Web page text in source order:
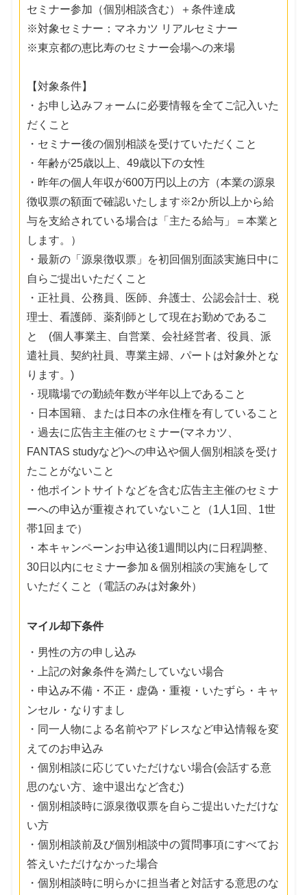
セミナー参加（個別相談含む）＋条件達成
※対象セミナー：マネカツ リアルセミナー
※東京都の恵比寿のセミナー会場への来場
【対象条件】
・お申し込みフォームに必要情報を全てご記入いた
だくこと
・セミナー後の個別相談を受けていただくこと
・年齢が25歳以上、49歳以下の女性
・昨年の個人年収が600万円以上の方（本業の源泉
徴収票の額面で確認いたします※2か所以上から給
与を支給されている場合は「主たる給与」＝本業と
します。）
・最新の「源泉徴収票」を初回個別面談実施日中に
自らご提出いただくこと
・正社員、公務員、医師、弁護士、公認会計士、税
理士、看護師、薬剤師として現在お勤めであるこ
と (個人事業主、自営業、会社経営者、役員、派
遣社員、契約社員、専業主婦、パートは対象外とな
ります。)
・現職場での勤続年数が半年以上であること
・日本国籍、または日本の永住権を有していること
・過去に広告主主催のセミナー(マネカツ、
FANTAS studyなど)への申込や個人個別相談を受け
たことがないこと
・他ポイントサイトなどを含む広告主主催のセミナ
ーへの申込が重複されていないこと（1人1回、1世
帯1回まで）
・本キャンペーンお申込後1週間以内に日程調整、
30日以内にセミナー参加＆個別相談の実施をして
いただくこと（電話のみは対象外）
マイル却下条件
・男性の方の申し込み
・上記の対象条件を満たしていない場合
・申込み不備・不正・虚偽・重複・いたずら・キャ
ンセル・なりすまし
・同一人物による名前やアドレスなど申込情報を変
えてのお申込み
・個別相談に応じていただけない場合(会話する意
思のない方、途中退出など含む)
・個別相談時に源泉徴収票を自らご提出いただけな
い方
・個別相談前及び個別相談中の質問事項にすべてお
答えいただけなかった場合
・個別相談時に明らかに担当者と対話する意思のな